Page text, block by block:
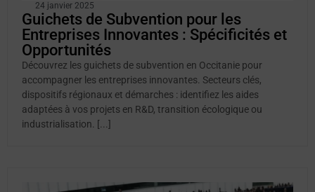
24 janvier 2025
Guichets de Subvention pour les
Entreprises Innovantes : Spécificités et
Opportunités
Découvrez les guichets de subvention en Occitanie pour
accompagner les entreprises innovantes. Secteurs clés,
dispositifs régionaux et démarches : identifiez les aides
adaptées à vos projets en R&D, transition écologique ou
industrialisation. [...]